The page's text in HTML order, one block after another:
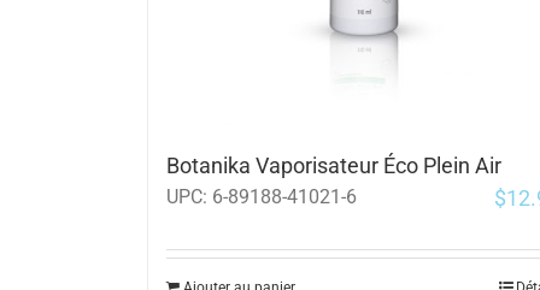
Botanika Vaporisateur Éco Plein Air
UPC: 6-89188-41021-6 $